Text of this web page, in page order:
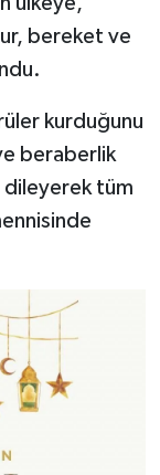
bereket ve
kurduğunu
beraberlik
dileyerek tüm